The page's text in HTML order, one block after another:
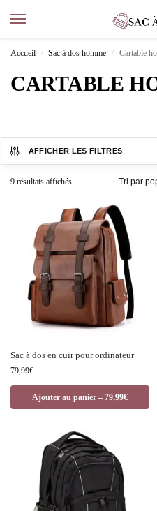
Accueil / Sac à dos homme / Cartable
CARTABLE
AFFICHER LES FILTRES
9 résultats affichés
Sac à dos en cuir pour ordinateur
79,99€
Ajouter au panier – 79,99€